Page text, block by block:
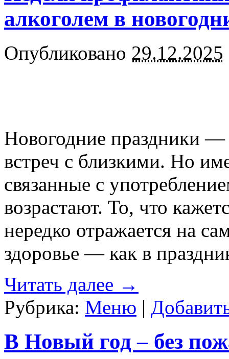
алкоголем в
Опубликовано 29.12.2025
Новогодние праздники —
встреч с близкими. Но
связанные с
возрастают. То, что
нередко отражается на
здоровье — как в
Читать далее →
Рубрика: Меню |
В Новый год – без